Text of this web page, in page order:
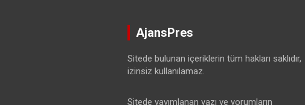
AjansPres
Sitede bulunan içeriklerin tüm hakları saklıdır,
izinsiz kullanılamaz.
Sitede yayımlanan yazı ve yorumların